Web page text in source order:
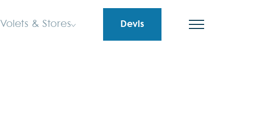
Volets & Stores Devis